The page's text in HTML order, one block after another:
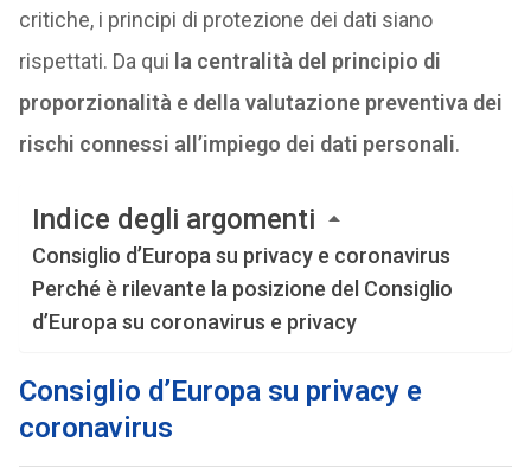
critiche, i principi di protezione dei dati siano
rispettati. Da qui la centralità del principio di
proporzionalità e della valutazione preventiva dei
rischi connessi all’impiego dei dati personali.
Indice degli argomenti
Consiglio d’Europa su privacy e coronavirus
Perché è rilevante la posizione del Consiglio
d’Europa su coronavirus e privacy
Consiglio d’Europa su privacy e
coronavirus